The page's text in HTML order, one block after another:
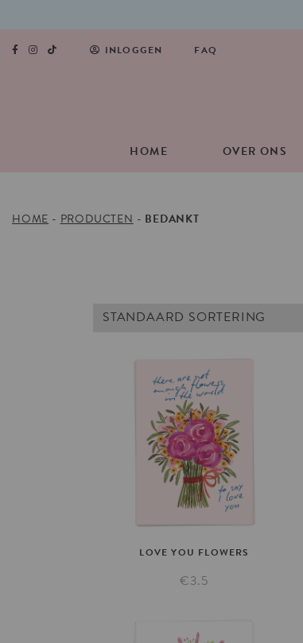
INLOGGEN FAQ
HOME OVER ONS
HOME - PRODUCTEN - BEDANKT
LOVE YOU FLOWERS
€3.5